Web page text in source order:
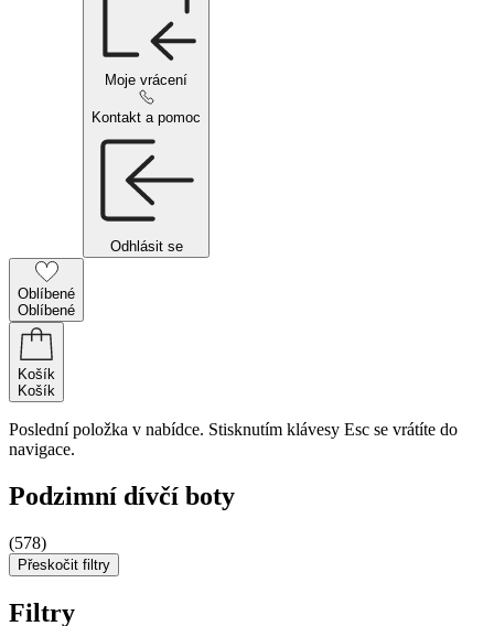
Moje vrácení
Kontakt a pomoc
Odhlásit se
Oblíbené
Oblíbené
Košík
Košík
Poslední položka v nabídce. Stisknutím klávesy Esc se vrátíte do
navigace.
Podzimní dívčí boty
(578)
Přeskočit filtry
Filtry